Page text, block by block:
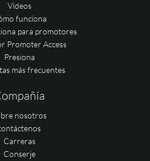
Videos
funciona
para promotores
Promoter Access
Presiona
más frecuentes
nosotros
Carreras
Conserje